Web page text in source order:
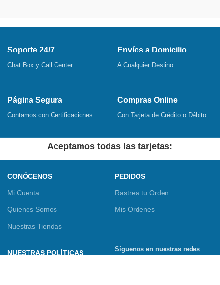
Soporte 24/7
Chat Box y Call Center
Envíos a Domicilio
A Cualquier Destino
Página Segura
Contamos con Certificaciones
Compras Online
Con Tarjeta de Crédito o Débito
Aceptamos todas las tarjetas:
CONÓCENOS
Mi Cuenta
Quienes Somos
Nuestras Tiendas
PEDIDOS
Rastrea tu Orden
Mis Ordenes
NUESTRAS POLÍTICAS
Síguenos en nuestras redes